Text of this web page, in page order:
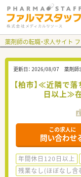
薬剤師の転職・求人サイト
更新日： 2026/08/07 薬剤師
【柏市】≪近隣で
日以上≫
この求人に
問い合わせ
年間休日120日以上
残業なし(ほぼなし含